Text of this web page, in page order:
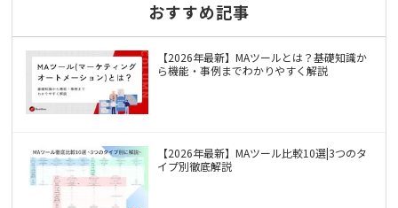
おすすめ記事
【2026年最新】MAツールとは？基礎知識か
ら機能・事例までわかりやすく解説
【2026年最新】MAツール比較10選|3つのタ
イプ別徹底解説